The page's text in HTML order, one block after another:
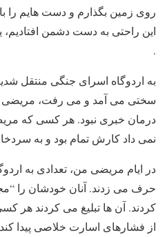
روی زمین بگذارم و دست هایم را
این راحتی به دست دشمن
.
به اردوگاه اسرای جنگی منتقل
سختی می آمد و می رفت، مریضی
درمان خبری نبود. هر کسی که
نمی داد کارش تمام بود و به
در ایام مریضی من، تعدادی به
حرف می زدند. آنان خودشان را
کردند. آن ها تبلیغ می کردند هر
از فشارهای اسارت خلاصی پیدا کند